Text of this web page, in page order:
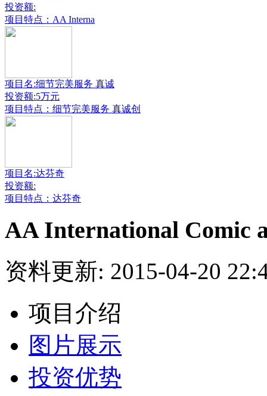
投资额:
项目特点：AA Interna
项目名:细节完美服务 真诚
投资额:5万元
项目特点：细节完美服务 真诚创
项目名:达芬奇
投资额:
项目特点：达芬奇
AA International Comic
资料更新: 2015-04-20
项目介绍
图片展示
投资优势